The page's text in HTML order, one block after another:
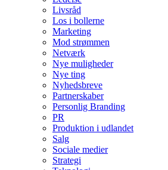
Livsråd
Los i bollerne
Marketing
Mod strømmen
Netværk
Nye muligheder
Nye ting
Nyhedsbreve
Partnerskaber
Personlig Branding
PR
Produktion i udlandet
Salg
Sociale medier
Strategi